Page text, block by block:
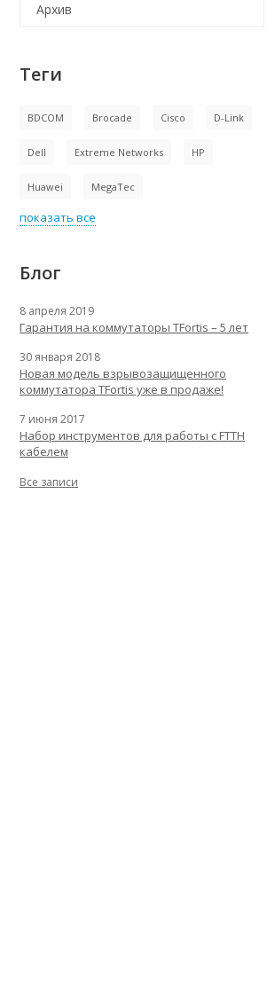
Архив
Теги
BDCOM Brocade Cisco D-Link
Dell Extreme Networks HP
Huawei MegaTec
показать все
Блог
8 апреля 2019
Гарантия на коммутаторы TFortis – 5 лет
30 января 2018
Новая модель взрывозащищенного
коммутатора TFortis уже в продаже!
7 июня 2017
Набор инструментов для работы с FTTH
кабелем
Все записи